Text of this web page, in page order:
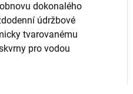
dokonalého
údržbové
tvarovanému
pro vodou